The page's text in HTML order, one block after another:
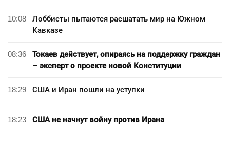
10:08
Лоббисты пытаются расшатать мир на Южном
Кавказе
08:36
Токаев действует, опираясь на поддержку граждан
– эксперт о проекте новой Конституции
18:29 США и Иран пошли на уступки
18:23 США не начнут войну против Ирана